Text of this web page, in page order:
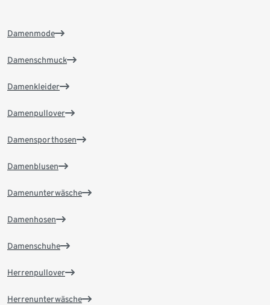
Damenmode
Damenschmuck
Damenkleider
Damenpullover
Damensporthosen
Damenblusen
Damenunterwäsche
Damenhosen
Damenschuhe
Herrenpullover
Herrenunterwäsche